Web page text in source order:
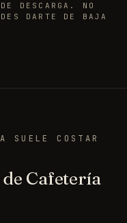
DESCARGA. NO
DARTE DE BAJA
SUELE COSTAR
Cafetería